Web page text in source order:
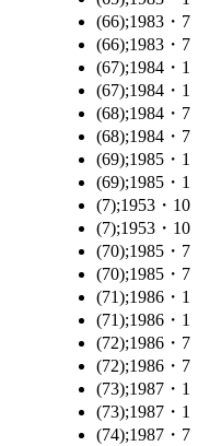
(66);1983・7
(66);1983・7
(67);1984・1
(67);1984・1
(68);1984・7
(68);1984・7
(69);1985・1
(69);1985・1
(7);1953・10
(7);1953・10
(70);1985・7
(70);1985・7
(71);1986・1
(71);1986・1
(72);1986・7
(72);1986・7
(73);1987・1
(73);1987・1
(74);1987・7